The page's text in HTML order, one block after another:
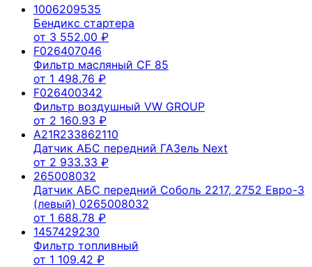
1006209535
Бендикс стартера
от 3 552.00 ₽
F026407046
Фильтр масляный CF 85
от 1 498.76 ₽
F026400342
Фильтр воздушный VW GROUP
от 2 160.93 ₽
A21R233862110
Датчик АБС передний ГАЗель Next
от 2 933.33 ₽
265008032
Датчик АБС передний Соболь 2217, 2752 Евро-3
(левый) 0265008032
от 1 688.78 ₽
1457429230
Фильтр топливный
от 1 109.42 ₽